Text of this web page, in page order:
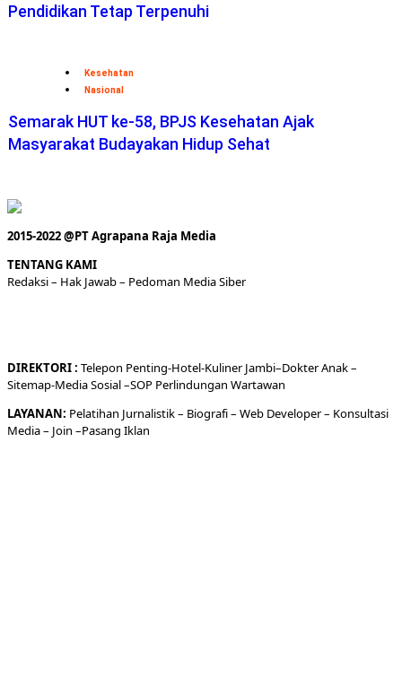
Pendidikan Tetap Terpenuhi
Kesehatan
Nasional
Semarak HUT ke-58, BPJS Kesehatan Ajak
Masyarakat Budayakan Hidup Sehat
2015-2022 @PT Agrapana Raja Media
TENTANG KAMI
Redaksi– Hak Jawab – Pedoman Media Siber
DIREKTORI: Telepon Penting-Hotel-KulinerJambi–DokterAnak –
Sitemap-Media Sosial –SOP Perlindungan Wartawan
LAYANAN: Pelatihan Jurnalistik – Biografi– Web Developer– Konsultasi
Media– Join –Pasang Iklan